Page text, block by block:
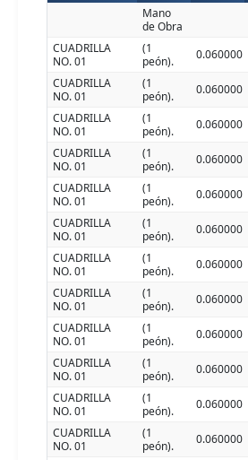
Mano
de Obra
CUADRILLA
NO. 01
(1
peón).
0.060000
CUADRILLA
NO. 01
(1
peón).
0.060000
CUADRILLA
NO. 01
(1
peón).
0.060000
CUADRILLA
NO. 01
(1
peón).
0.060000
CUADRILLA
NO. 01
(1
peón).
0.060000
CUADRILLA
NO. 01
(1
peón).
0.060000
CUADRILLA
NO. 01
(1
peón).
0.060000
CUADRILLA
NO. 01
(1
peón).
0.060000
CUADRILLA
NO. 01
(1
peón).
0.060000
CUADRILLA
NO. 01
(1
peón).
0.060000
CUADRILLA
NO. 01
(1
peón).
0.060000
CUADRILLA
NO. 01
(1
peón).
0.060000